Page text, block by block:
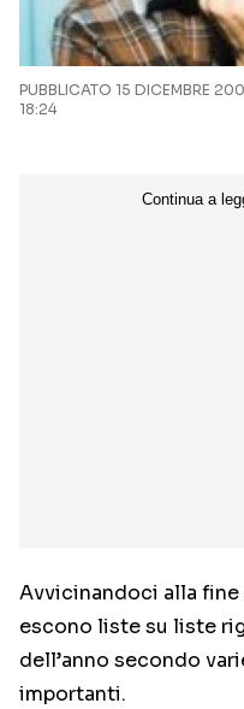
PUBBLICATO 15 DICEMBRE
18:24
Avvicinandoci alla
escono liste su liste
dell’anno secondo
importanti.